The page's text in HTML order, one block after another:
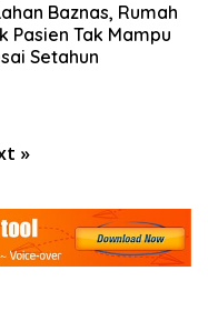
Baznas, Rumah
Pasien Tak Mampu
Setahun
»